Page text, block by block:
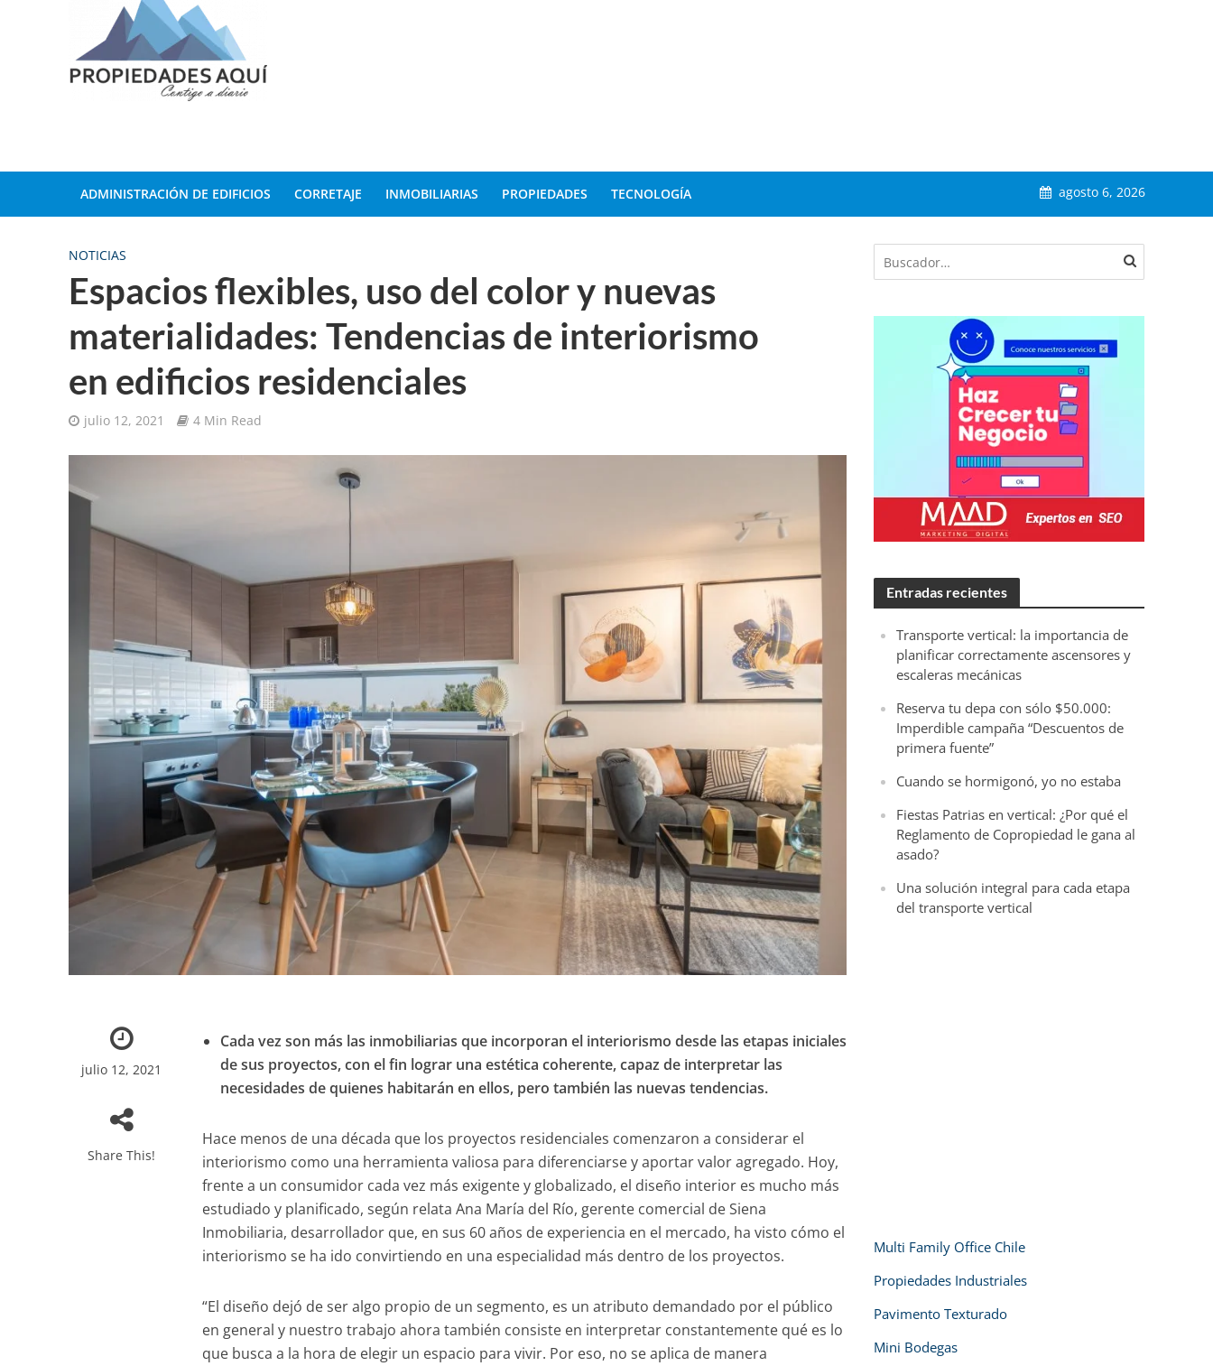
ADMINISTRACIÓN DE EDIFICIOS CORRETAJE INMOBILIARIAS PROPIEDADES TECNOLOGÍA agosto 6, 2026
NOTICIAS
Espacios flexibles, uso del color y nuevas
materialidades: Tendencias de interiorismo
en edificios residenciales
julio 12, 2021 4 Min Read
julio 12, 2021
Share This!
Cada vez son más las inmobiliarias que incorporan el interiorismo desde las etapas iniciales
de sus proyectos, con el fin lograr una estética coherente, capaz de interpretar las
necesidades de quienes habitarán en ellos, pero también las nuevas tendencias.
Hace menos de una década que los proyectos residenciales comenzaron a considerar el
interiorismo como una herramienta valiosa para diferenciarse y aportar valor agregado. Hoy,
frente a un consumidor cada vez más exigente y globalizado, el diseño interior es mucho más
estudiado y planificado, según relata Ana María del Río, gerente comercial de Siena
Inmobiliaria, desarrollador que, en sus 60 años de experiencia en el mercado, ha visto cómo el
interiorismo se ha ido convirtiendo en una especialidad más dentro de los proyectos.
“El diseño dejó de ser algo propio de un segmento, es un atributo demandado por el público
en general y nuestro trabajo ahora también consiste en interpretar constantemente qué es lo
que busca a la hora de elegir un espacio para vivir. Por eso, no se aplica de manera
Entradas recientes
Transporte vertical: la importancia de
planificar correctamente ascensores y
escaleras mecánicas
Reserva tu depa con sólo $50.000:
Imperdible campaña “Descuentos de
primera fuente”
Cuando se hormigonó, yo no estaba
Fiestas Patrias en vertical: ¿Por qué el
Reglamento de Copropiedad le gana al
asado?
Una solución integral para cada etapa
del transporte vertical
Multi Family Office Chile
Propiedades Industriales
Pavimento Texturado
Mini Bodegas